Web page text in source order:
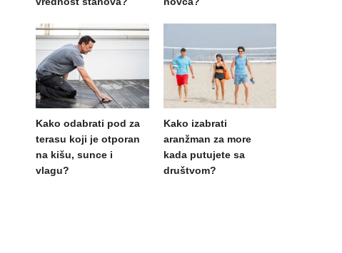
Kako odabrati pod za
terasu koji je otporan
na kišu, sunce i
vlagu?
Kako izabrati
aranžman za more
kada putujete sa
društvom?